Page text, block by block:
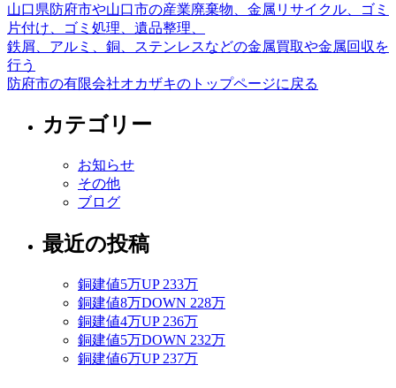
山口県防府市や山口市の産業廃棄物、金属リサイクル、ゴミ
片付け、ゴミ処理、遺品整理、
鉄屑、アルミ、銅、ステンレスなどの金属買取や金属回収を
行う
防府市の有限会社オカザキのトップページに戻る
カテゴリー
お知らせ
その他
ブログ
最近の投稿
銅建値5万UP 233万
銅建値8万DOWN 228万
銅建値4万UP 236万
銅建値5万DOWN 232万
銅建値6万UP 237万